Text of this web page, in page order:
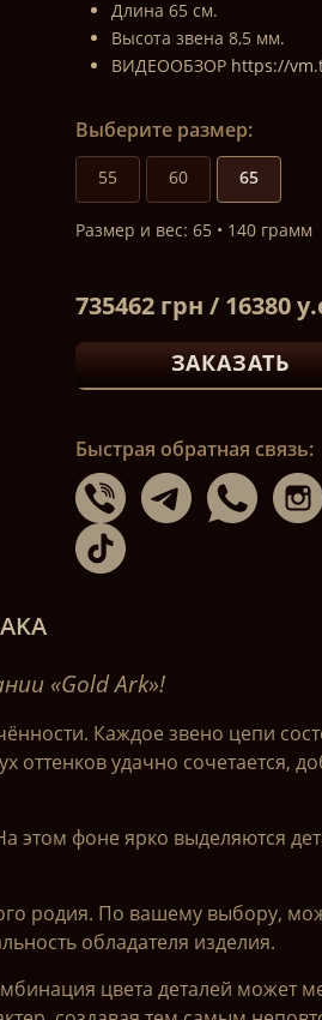
Длина 65 см.
Высота звена 8,5 мм.
ВИДЕООБЗОР https://
Выберите размер:
55 60 65
Размер и вес: 65 • 140 грамм
735462 грн / 16380
ЗАКАЗАТЬ
Быстрая обратная связь:
«Gold Ark»!
Каждое звено цепи
оттенков удачно сочетается,
этом фоне ярко выделяются
родия. По вашему выбору,
обладателя изделия.
цвета деталей может